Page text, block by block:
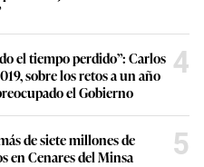
el tiempo perdido”: Carlos
sobre los retos a un año
el Gobierno
4
de siete millones de
en Cenares del Minsa
5